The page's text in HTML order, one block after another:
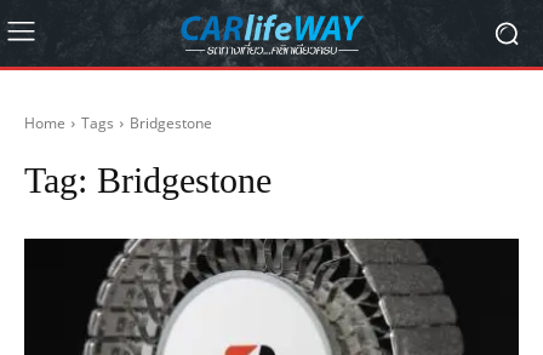
Home Tags Bridgestone
Tag: Bridgestone